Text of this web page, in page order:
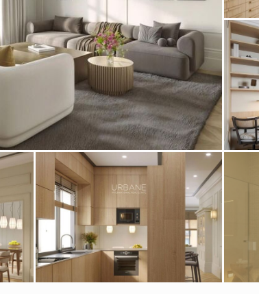
Cookies ändern
Technik und Funktional
Diese Website verwendet eigene
Dienste zu verbessern. Wenn Sie weiter
Benutzer hat die Möglichkeit, seinen
verhindern, dass er auf seiner Festplatte
dass dies zu Schwierigkeiten beim